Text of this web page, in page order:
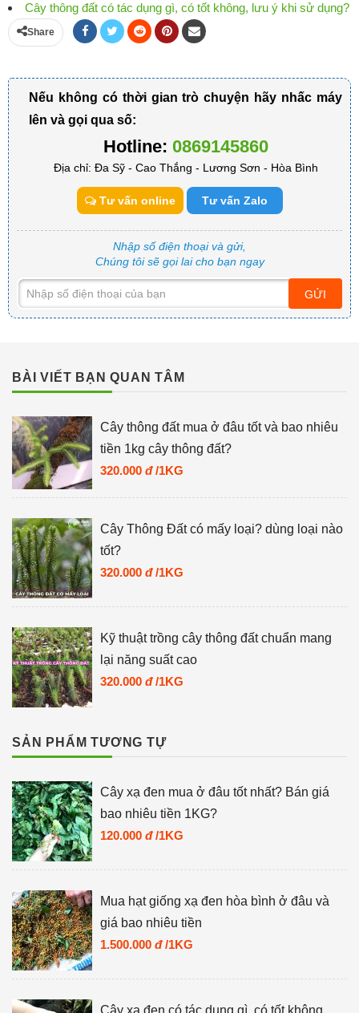
Cây thông đất có tác dụng gì, có tốt không, lưu ý khi sử dụng?
Share
Nếu không có thời gian trò chuyện hãy nhấc máy
lên và gọi qua số:
Hotline: 0869145860
Địa chỉ: Đa Sỹ - Cao Thắng - Lương Sơn - Hòa Bình
Tư vấn online Tư vấn Zalo
Nhập số điện thoại và gửi,
Chúng tôi sẽ gọi lai cho bạn ngay
GỬI
BÀI VIẾT BẠN QUAN TÂM
Cây thông đất mua ở đâu tốt và bao nhiêu
tiền 1kg cây thông đất?
320.000 đ /1KG
Cây Thông Đất có mấy loại? dùng loại nào
tốt?
320.000 đ /1KG
Kỹ thuật trồng cây thông đất chuẩn mang
lại năng suất cao
320.000 đ /1KG
SẢN PHẨM TƯƠNG TỰ
Cây xạ đen mua ở đâu tốt nhất? Bán giá
bao nhiêu tiền 1KG?
120.000 đ /1KG
Mua hạt giống xạ đen hòa bình ở đâu và
giá bao nhiêu tiền
1.500.000 đ /1KG
Cây xạ đen có tác dụng gì, có tốt không,